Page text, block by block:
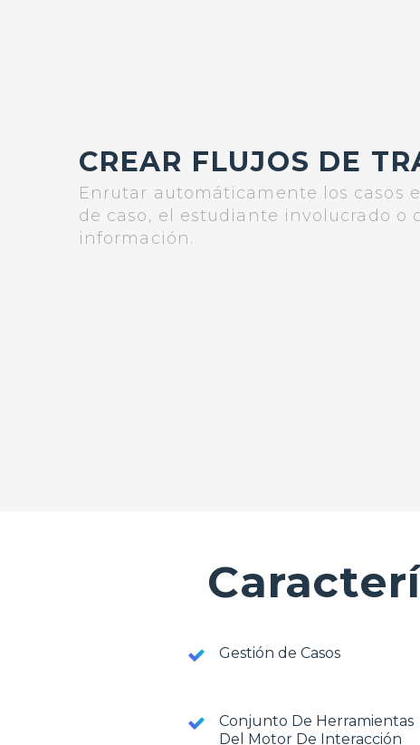
CREAR FLUJOS DE
Enrutar automáticamente los casos
de caso, el estudiante involucrado o
información.
Gestión de Casos
Conjunto De Herramientas
Del Motor De Interacción